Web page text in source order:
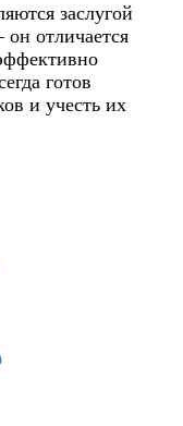
заслугой
отличается
готов
и учесть их